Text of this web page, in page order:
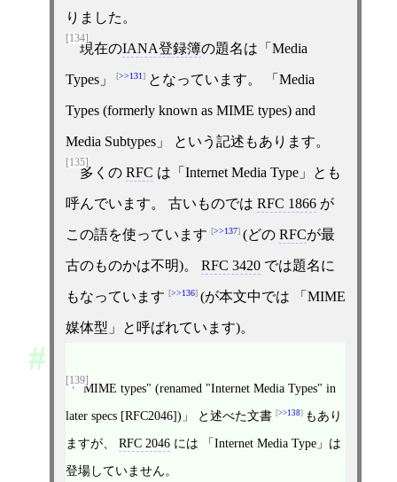
りました。
[134]
現在のIANA登録簿の題名は「Media
Types」 >>131 となっています。 「Media
Types (formerly known as MIME types) and
Media Subtypes」 という記述もあります。
[135]
多くの RFC は「Internet Media Type」とも
呼んでいます。 古いものでは RFC 1866が
この語を使っています >>137 (どの RFCが最
古のものかは不明)。 RFC 3420では題名に
もなっています >>136 (が本文中では 「MIME
媒体型」と呼ばれています)。
[139]
「"MIME types" (renamed "Internet Media Types" in
later specs [RFC2046])」 と述べた文書
>>138
もあり
ますが、 RFC 2046には 「Internet Media Type」は
登場していません。